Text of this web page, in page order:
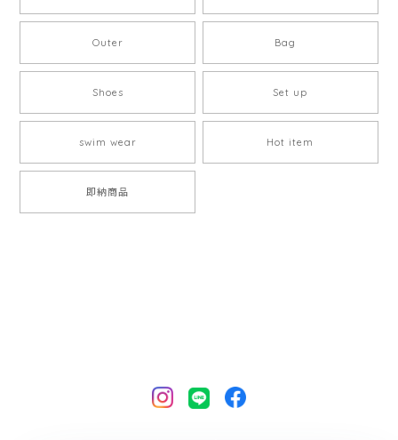
Outer Bag
Shoes Set up
swim wear Hot item
即納商品